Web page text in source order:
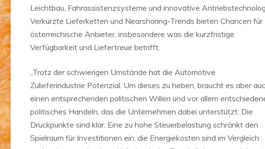
Leichtbau, Fahrassistenzsysteme und innovative
Verkürzte Lieferketten und Nearshoring-Trends bieten Chancen für
österreichische Anbieter, insbesondere was die kurzfristige
Verfügbarkeit und Liefertreue betrifft.
„Trotz der schwierigen Umstände hat die Automotive
Zulieferindustrie Potenzial. Um dieses zu heben, braucht es aber
einen entsprechenden politischen Willen und vor allem
politisches Handeln, das die Unternehmen dabei unterstützt. Die
Druckpunkte sind klar: Eine zu hohe Steuerbelastung schränkt den
Spielraum für Investitionen ein, die Energiekosten sind im Vergleich